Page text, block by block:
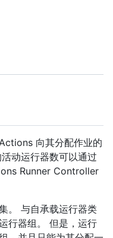
向其分配作业的
动运行器数可以通过
Runner Controller
。 与自承载运行器类
行器组。 但是，运行